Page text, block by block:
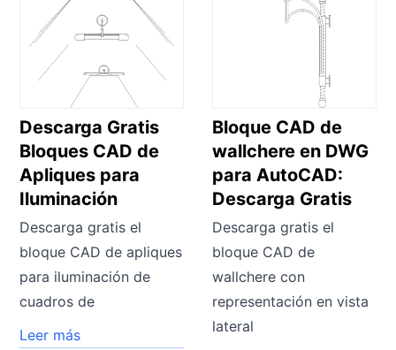
Descarga Gratis
Bloques CAD de
Apliques para
Iluminación
Descarga gratis el
bloque CAD de apliques
para iluminación de
cuadros de
Leer más
Bloque CAD de
wallchere en DWG
para AutoCAD:
Descarga Gratis
Descarga gratis el
bloque CAD de
wallchere con
representación en vista
lateral